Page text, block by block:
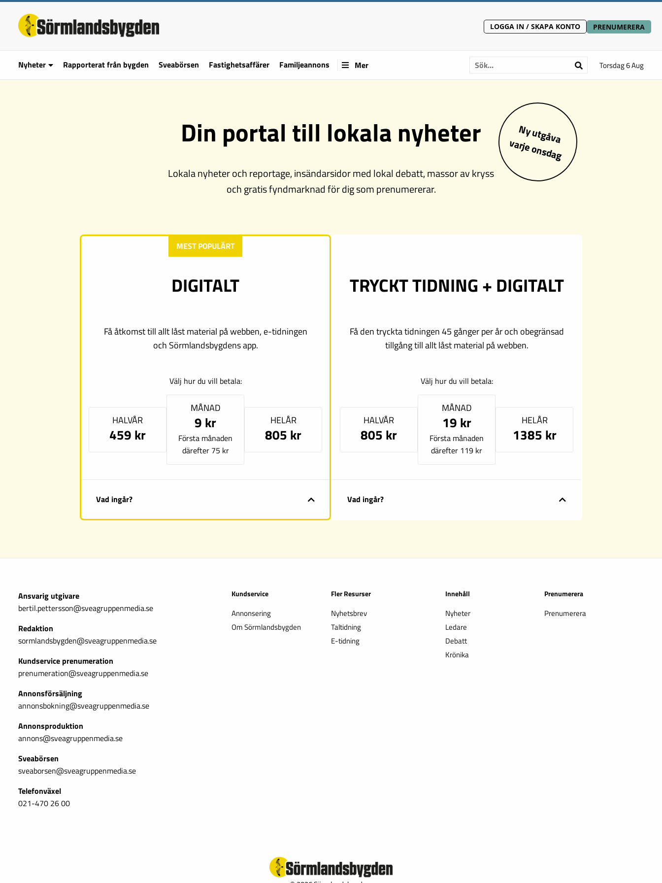
LOGGA IN / SKAPA KONTO PRENUMERERA
Nyheter Rapporterat från bygden Sveabörsen Fastighetsaffärer Familjeannons Mer Torsdag 6 Aug
Din portal till lokala nyheter
Lokala nyheter och reportage, insändarsidor med lokal debatt, massor av kryss
och gratis fyndmarknad för dig som prenumererar.
Ny utgåva
varje onsdag
MEST POPULÄRT
DIGITALT
Få åtkomst till allt låst material på webben, e-tidningen
och Sörmlandsbygdens app.
Välj hur du vill betala:
HALVÅR
459 kr
MÅNAD
9 kr
Första månaden
därefter 75 kr
HELÅR
805 kr
Vad ingår?
TRYCKT TIDNING + DIGITALT
Få den tryckta tidningen 45 gånger per år och obegränsad
tillgång till allt låst material på webben.
Välj hur du vill betala:
HALVÅR
805 kr
MÅNAD
19 kr
Första månaden
därefter 119 kr
HELÅR
1385 kr
Vad ingår?
Ansvarig utgivare
bertil.pettersson@sveagruppenmedia.se
Redaktion
sormlandsbygden@sveagruppenmedia.se
Kundservice prenumeration
prenumeration@sveagruppenmedia.se
Annonsförsäljning
annonsbokning@sveagruppenmedia.se
Annonsproduktion
annons@sveagruppenmedia.se
Sveabörsen
sveaborsen@sveagruppenmedia.se
Telefonväxel
021-470 26 00
Kundservice
Annonsering
Om Sörmlandsbygden
Fler Resurser
Nyhetsbrev
Taltidning
E-tidning
Innehåll
Nyheter
Ledare
Debatt
Krönika
Prenumerera
Prenumerera